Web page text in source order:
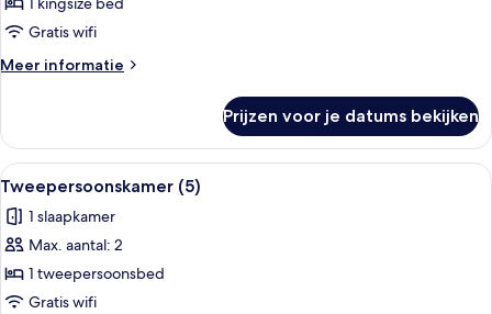
ladenGratis wifi
Meer informatie
Meer
kamer
Prijzen voor je datums bekijken
Alle
foto's
voor
Tweepersoonskamer
(5)
laden
Een hotelkamer met een bed,
5
Tweepersoonskamer (5)
1 slaapkamer
Max. aantal: 2
1 tweepersoonsbed
Gratis wifi